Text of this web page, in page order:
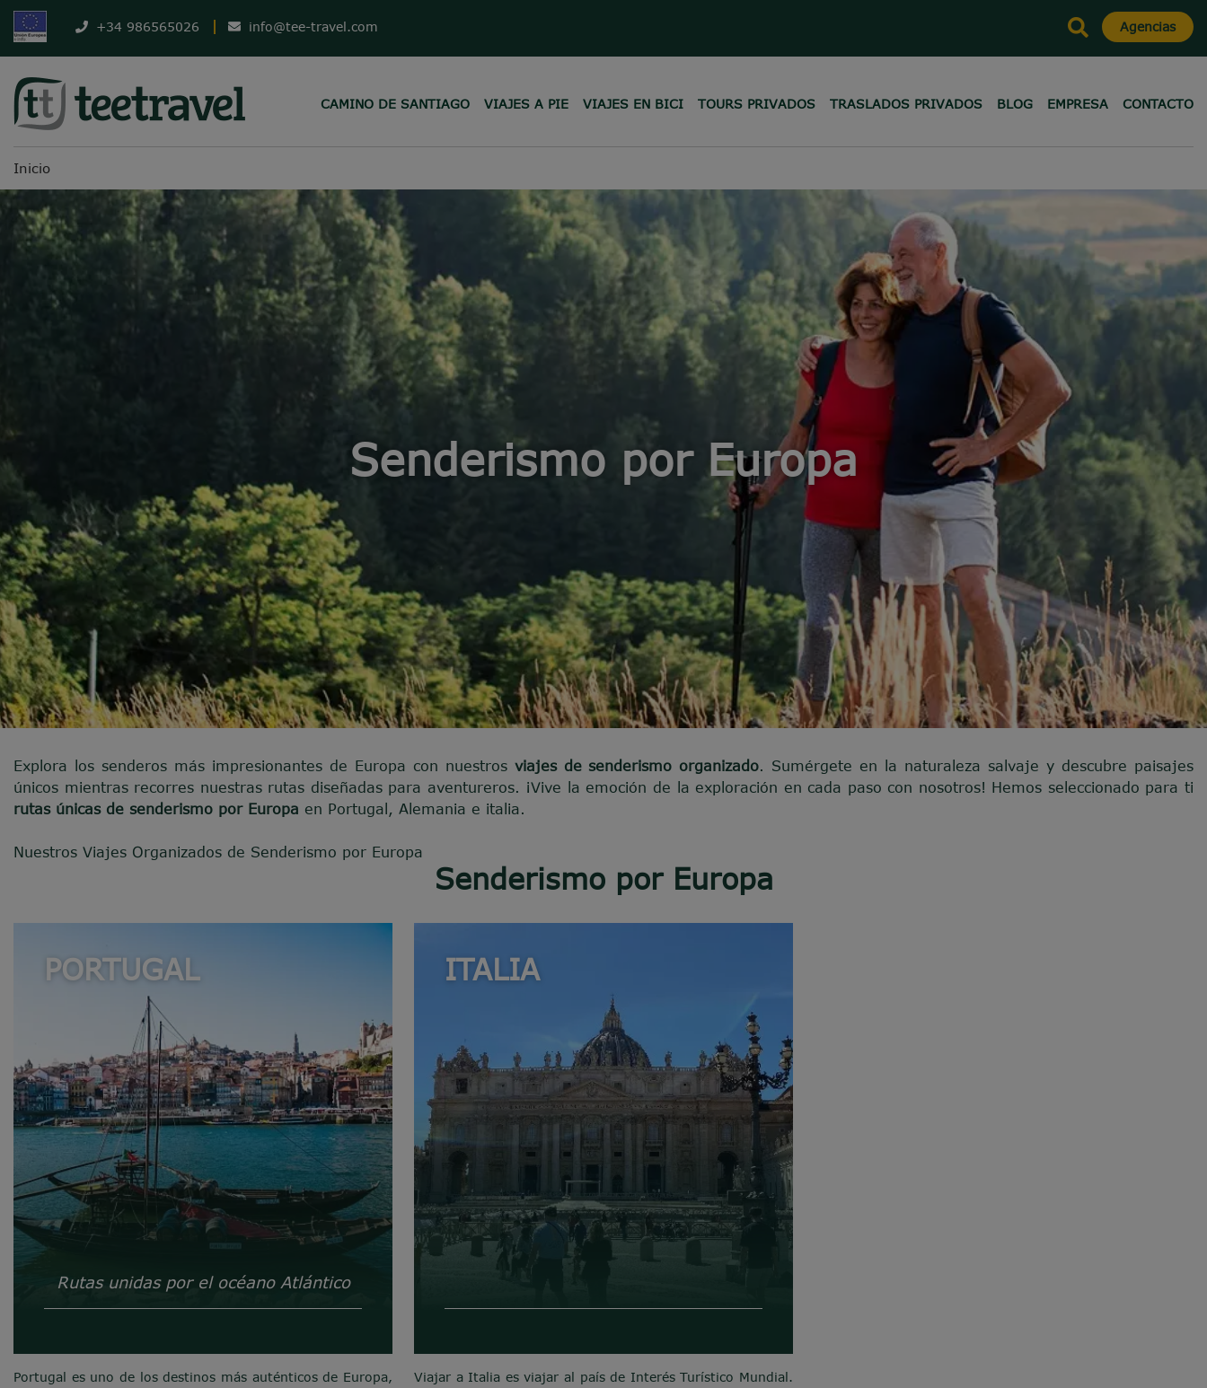
+34 986565026 info@tee-travel.com Agencias
CAMINO DE SANTIAGO VIAJES A PIE VIAJES EN BICI TOURS PRIVADOS TRASLADOS PRIVADOS BLOG EMPRESA CONTACTO
Inicio
Senderismo por Europa
Explora los senderos más impresionantes de Europa con nuestros viajes de senderismo organizado. Sumérgete en la naturaleza salvaje y descubre paisajes
únicos mientras recorres nuestras rutas diseñadas para aventureros. ¡Vive la emoción de la exploración en cada paso con nosotros! Hemos seleccionado para ti
rutas únicas de senderismo por Europa en Portugal, Alemania e italia.
Nuestros Viajes Organizados de Senderismo por Europa
Senderismo por Europa
PORTUGAL
Rutas unidas por el océano Atlántico
Portugal es uno de los destinos más auténticos de Europa,
ITALIA
Viajar a Italia es viajar al país de Interés Turístico Mundial.